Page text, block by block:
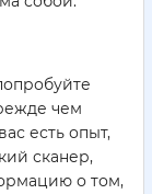
чем
есть опыт,
сканер,
о том,